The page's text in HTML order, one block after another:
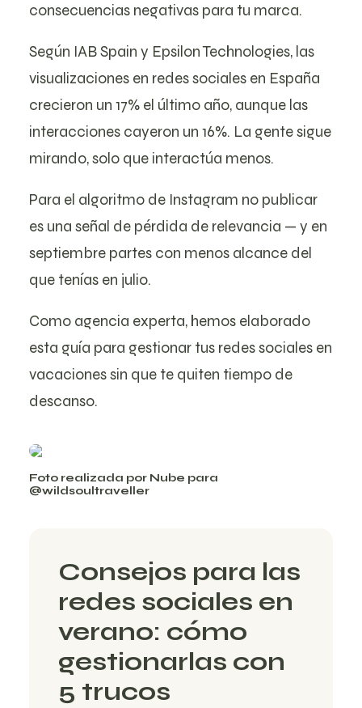
consecuencias negativas para tu marca.
Según IAB Spain y Epsilon Technologies, las
visualizaciones en redes sociales en España
crecieron un 17% el último año, aunque las
interacciones cayeron un 16%. La gente sigue
mirando, solo que interactúa menos.
Para el algoritmo de Instagram no publicar
es una señal de pérdida de relevancia — y en
septiembre partes con menos alcance del
que tenías en julio.
Como agencia experta, hemos elaborado
esta guía para gestionar tus redes sociales en
vacaciones sin que te quiten tiempo de
descanso.
Foto realizada por Nube para
@wildsoultraveller
Consejos para las
redes sociales en
verano: cómo
gestionarlas con
5 trucos